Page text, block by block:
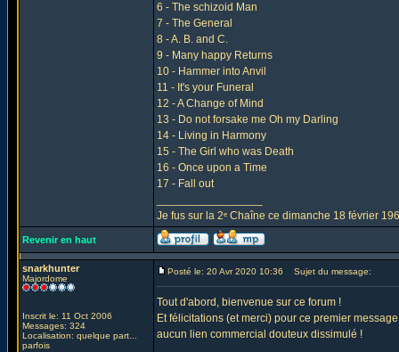
6 - The schizoid Man
7 - The General
8 - A. B. and C.
9 - Many happy Returns
10 - Hammer into Anvil
11 - It's your Funeral
12 - A Change of Mind
13 - Do not forsake me Oh my Darling
14 - Living in Harmony
15 - The Girl who was Death
16 - Once upon a Time
17 - Fall out
Je fus sur la 2ᵉ Chaîne ce dimanche 18 février
Revenir en haut
snarkhunter
Majordome
Inscrit le: 11 Oct 2006
Messages: 324
Localisation: quelque part...
parfois
Posté le: 20 Avr 2020 10:36 Sujet du message:
Tout d'abord, bienvenue sur ce forum !
Et félicitations (et merci) pour ce premier
aucun lien commercial douteux dissimulé !